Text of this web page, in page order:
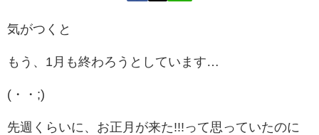
気がつくと
もう、1月も終わろうとしています…
(・・;)
先週くらいに、お正月が来た!!!って思っていたのに